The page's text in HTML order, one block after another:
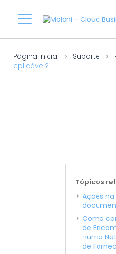
Página inicial Suporte
aplicável?
Tópicos
Ações
Como
de
numa
de